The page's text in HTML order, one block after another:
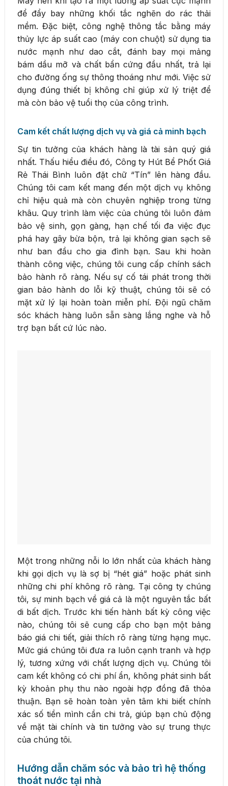
để đẩy bay những khối tắc nghẽn do rác thải
mềm. Đặc biệt, công nghệ thông tắc bằng máy
thủy lực áp suất cao (máy con chuột) sử dụng tia
nước mạnh như dao cắt, đánh bay mọi mảng
bám dầu mỡ và chất bẩn cứng đầu nhất, trả lại
cho đường ống sự thông thoáng như mới. Việc sử
dụng đúng thiết bị không chỉ giúp xử lý triệt để
mà còn bảo vệ tuổi thọ của công trình.
Cam kết chất lượng dịch vụ và giá cả minh bạch
Sự tin tưởng của khách hàng là tài sản quý giá
nhất. Thấu hiểu điều đó, Công ty Hút Bể Phốt Giá
Rẻ Thái Bình luôn đặt chữ “Tín” lên hàng đầu.
Chúng tôi cam kết mang đến một dịch vụ không
chỉ hiệu quả mà còn chuyên nghiệp trong từng
khâu. Quy trình làm việc của chúng tôi luôn đảm
bảo vệ sinh, gọn gàng, hạn chế tối đa việc đục
phá hay gây bừa bộn, trả lại không gian sạch sẽ
như ban đầu cho gia đình bạn. Sau khi hoàn
thành công việc, chúng tôi cung cấp chính sách
bảo hành rõ ràng. Nếu sự cố tái phát trong thời
gian bảo hành do lỗi kỹ thuật, chúng tôi sẽ có
mặt xử lý lại hoàn toàn miễn phí. Đội ngũ chăm
sóc khách hàng luôn sẵn sàng lắng nghe và hỗ
trợ bạn bất cứ lúc nào.
Một trong những nỗi lo lớn nhất của khách hàng
khi gọi dịch vụ là sợ bị “hét giá” hoặc phát sinh
những chi phí không rõ ràng. Tại công ty chúng
tôi, sự minh bạch về giá cả là một nguyên tắc bất
di bất dịch. Trước khi tiến hành bất kỳ công việc
nào, chúng tôi sẽ cung cấp cho bạn một bảng
báo giá chi tiết, giải thích rõ ràng từng hạng mục.
Mức giá chúng tôi đưa ra luôn cạnh tranh và hợp
lý, tương xứng với chất lượng dịch vụ. Chúng tôi
cam kết không có chi phí ẩn, không phát sinh bất
kỳ khoản phụ thu nào ngoài hợp đồng đã thỏa
thuận. Bạn sẽ hoàn toàn yên tâm khi biết chính
xác số tiền mình cần chi trả, giúp bạn chủ động
về mặt tài chính và tin tưởng vào sự trung thực
của chúng tôi.
Hướng dẫn chăm sóc và bảo trì hệ thống
thoát nước tại nhà